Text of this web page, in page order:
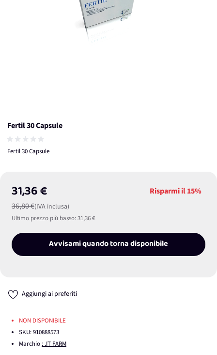
Fertil 30 Capsule
Fertil 30 Capsule
31,36 €
36,80 €(IVA inclusa)
Risparmi il15%
Ultimo prezzo più basso:31,36 €
Avvisami quando torna disponibile
Aggiungi ai preferiti
NON DISPONIBILE
SKU:910888573
Marchio : .IT FARM